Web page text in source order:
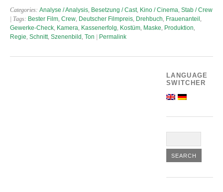
Categories: Analyse / Analysis, Besetzung / Cast, Kino / Cinema, Stab / Crew
| Tags: Bester Film, Crew, Deutscher Filmpreis, Drehbuch, Frauenanteil ,
Gewerke-Check, Kamera, Kassenerfolg, Kostüm, Maske, Produktion,
Regie, Schnitt, Szenenbild , Ton Permalink
LANGUAGE
SWITCHER